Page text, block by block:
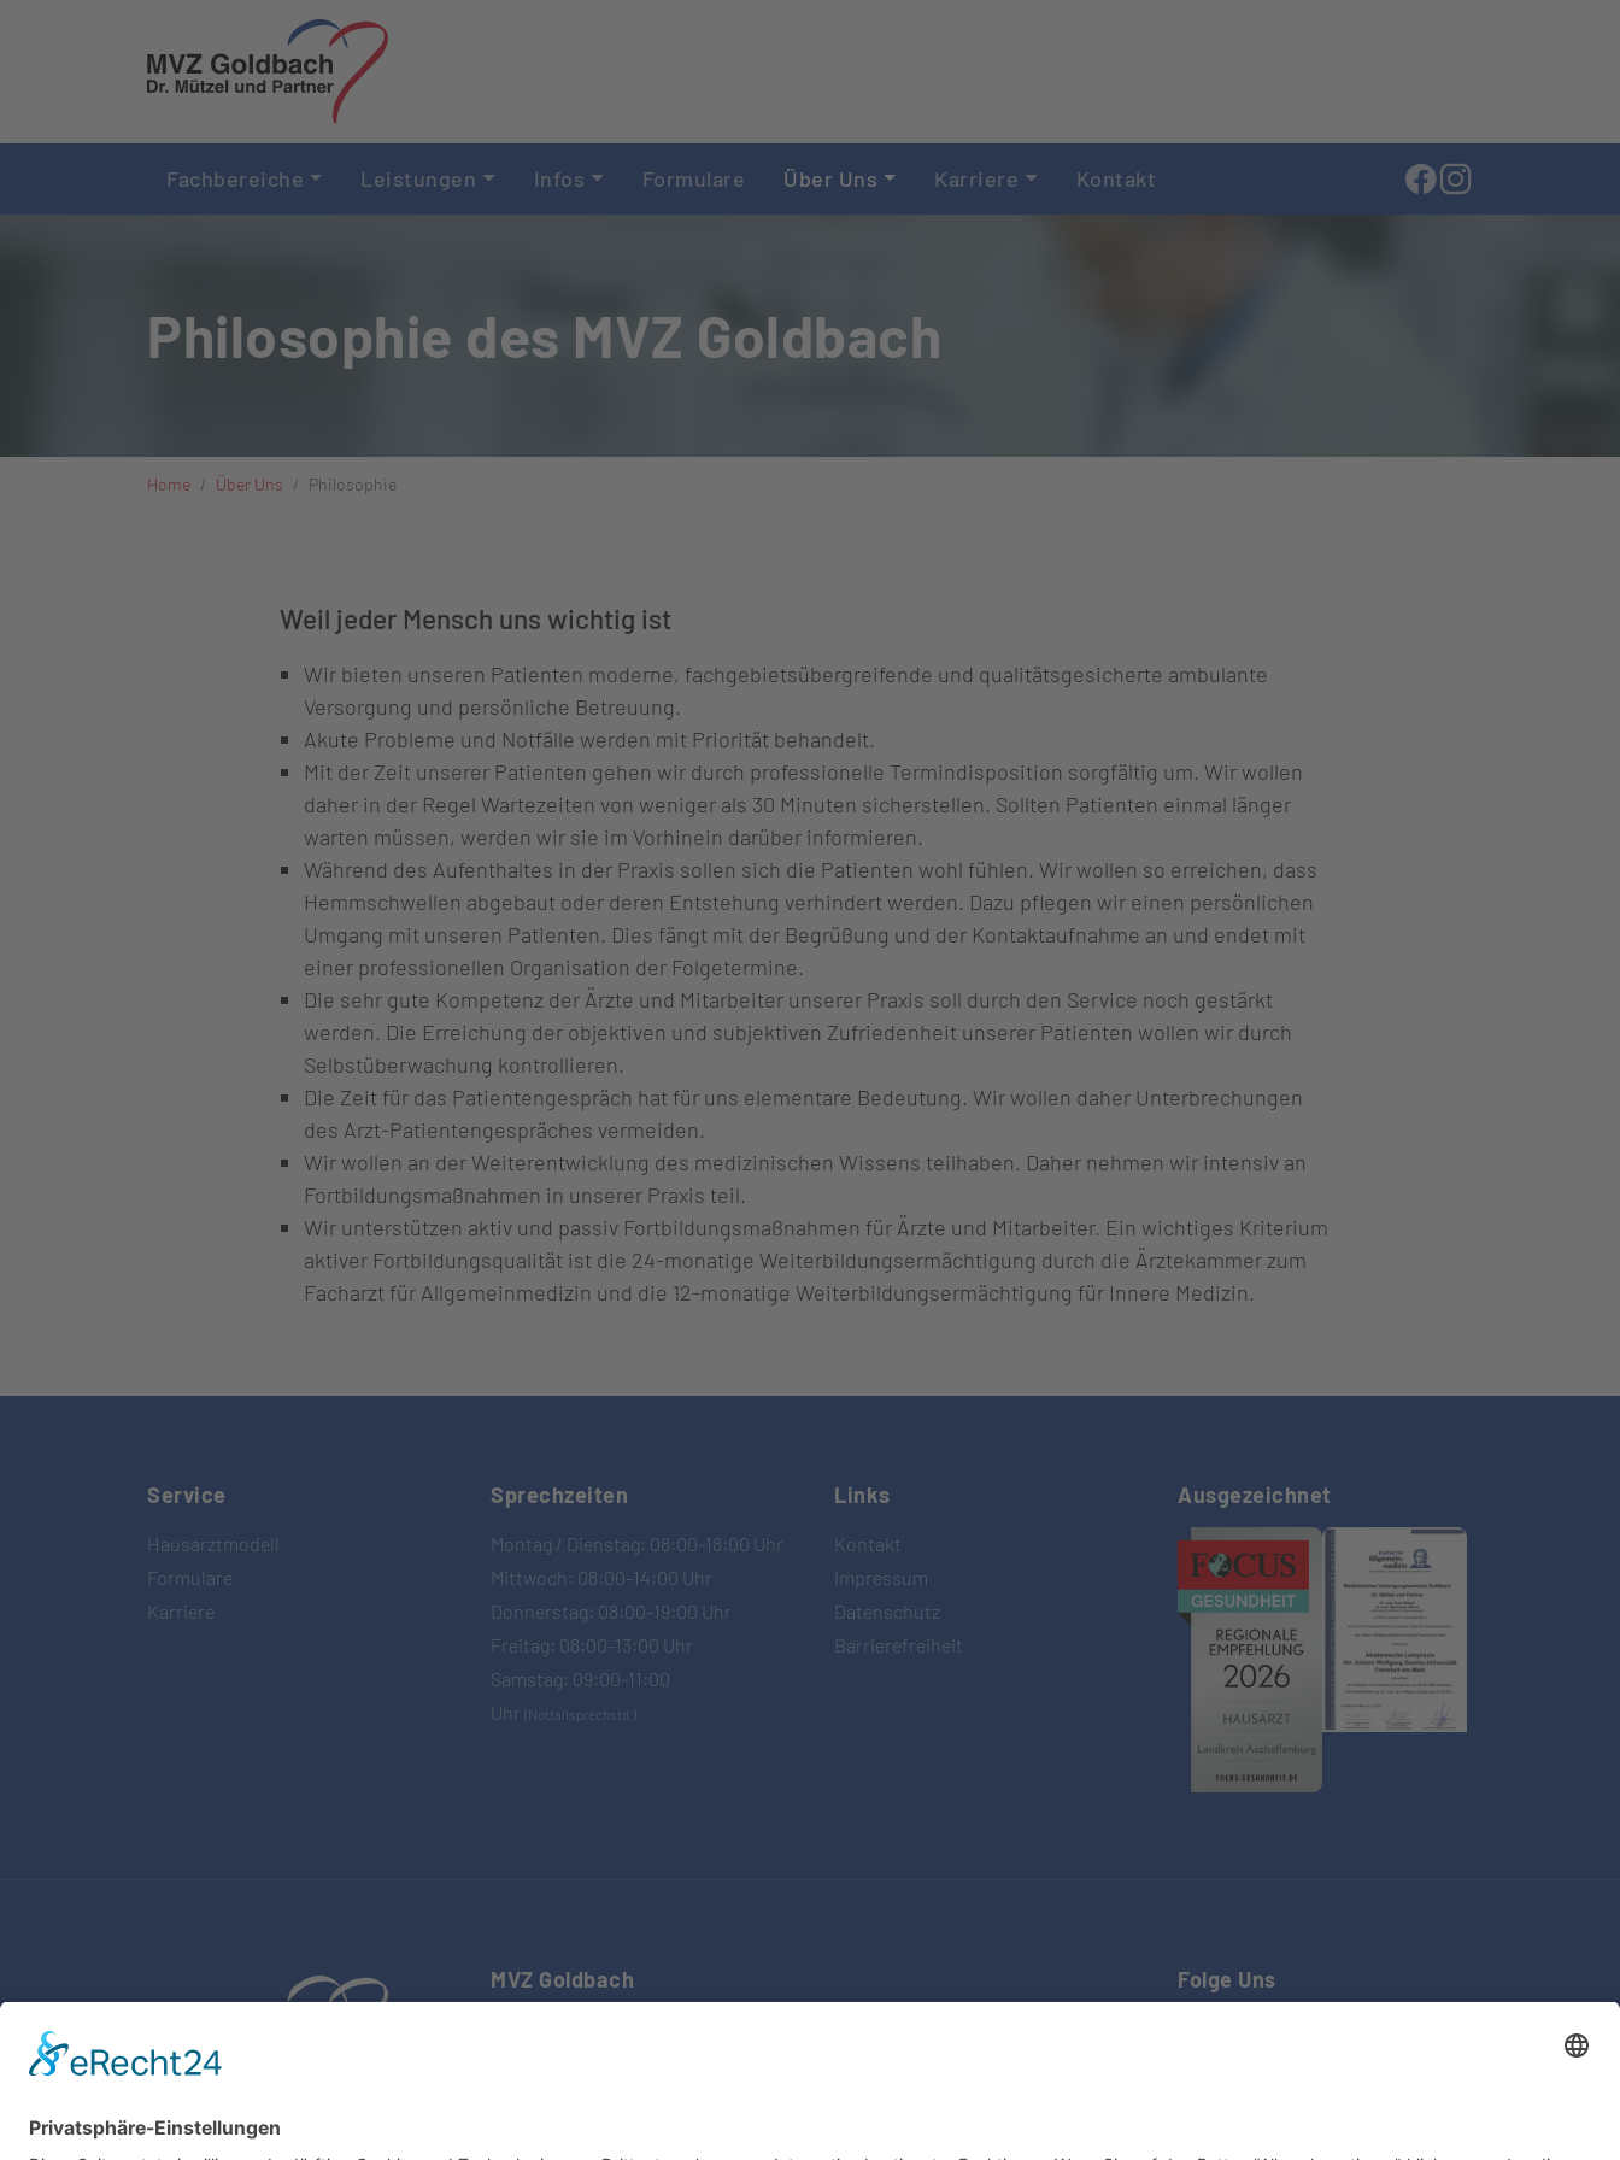
Fachbereiche Leistungen Infos Formulare Über Uns Karriere Kontakt
Philosophie des MVZ Goldbach
Sie sind hier:
Home Über Uns Philosophie
Weil jeder Mensch uns wichtig ist
Wir bieten unseren Patienten moderne, fachgebietsübergreifende und qualitätsgesicherte ambulante
Versorgung und persönliche Betreuung.
Akute Probleme und Notfälle werden mit Priorität behandelt.
Mit der Zeit unserer Patienten gehen wir durch professionelle Termindisposition sorgfältig um. Wir wollen
daher in der Regel Wartezeiten von weniger als 30 Minuten sicherstellen. Sollten Patienten einmal länger
warten müssen, werden wir sie im Vorhinein darüber informieren.
Während des Aufenthaltes in der Praxis sollen sich die Patienten wohl fühlen. Wir wollen so erreichen, dass
Hemmschwellen abgebaut oder deren Entstehung verhindert werden. Dazu pflegen wir einen persönlichen
Umgang mit unseren Patienten. Dies fängt mit der Begrüßung und der Kontaktaufnahme an und endet mit
einer professionellen Organisation der Folgetermine.
Die sehr gute Kompetenz der Ärzte und Mitarbeiter unserer Praxis soll durch den Service noch gestärkt
werden. Die Erreichung der objektiven und subjektiven Zufriedenheit unserer Patienten wollen wir durch
Selbstüberwachung kontrollieren.
Die Zeit für das Patientengespräch hat für uns elementare Bedeutung. Wir wollen daher Unterbrechungen
des Arzt-Patientengespräches vermeiden.
Wir wollen an der Weiterentwicklung des medizinischen Wissens teilhaben. Daher nehmen wir intensiv an
Fortbildungsmaßnahmen in unserer Praxis teil.
Wir unterstützen aktiv und passiv Fortbildungsmaßnahmen für Ärzte und Mitarbeiter. Ein wichtiges Kriterium
aktiver Fortbildungsqualität ist die 24-monatige Weiterbildungsermächtigung durch die Ärztekammer zum
Facharzt für Allgemeinmedizin und die 12-monatige Weiterbildungsermächtigung für Innere Medizin.
Service
Hausarztmodell
Formulare
Karriere
Sprechzeiten
Montag / Dienstag: 08:00-18:00 Uhr
Mittwoch: 08:00-14:00 Uhr
Donnerstag: 08:00-19:00 Uhr
Freitag: 08:00-13:00 Uhr
Samstag: 09:00-11:00
Uhr (Notfallsprechstd.)
Links
Kontakt
Impressum
Datenschutz
Barrierefreiheit
Ausgezeichnet
MVZ Goldbach Folge Uns